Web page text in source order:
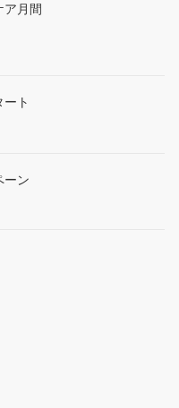
ア月間
ト
ーン